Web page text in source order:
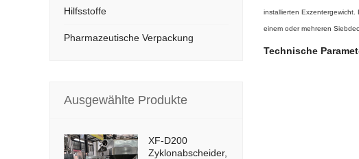
installierten
einem oder mehreren
Technische
Hilfsstoffe
Pharmazeutische Verpackung
Ausgewählte Produkte
XF-D200
Zyklonabscheider,